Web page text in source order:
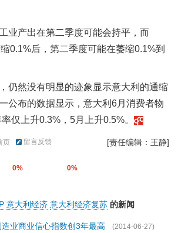
业产出在第二季度可能会持平，而
0.1%后，第二季度可能在萎缩0.1%到
仍然没有明显的迹象显示意大利的通缩
公布的数据显示，意大利6月消费者物
仅上升0.3%，5月上升0.5%。
页 留言反馈 [责任编辑：王静]
0% 0%
意大利经济 意大利经济复苏 的新闻
业商业信心指数创3年最高
(2014-06-27)